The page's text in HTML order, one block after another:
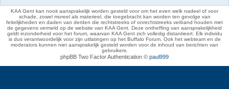
KAA Gent kan nooit aansprakelijk worden gesteld voor om het even welk nadeel of voor
schade, zowel moreel als materieel, die toegebracht kan worden ten gevolge van
feitelijkheden en daden van derden die rechtstreeks of onrechtstreeks verband houden met
de gegevens vermeld op de website van KAA Gent. Deze ontheffing van aansprakelijkheid
geldt inzonderheid voor het forum, waarvan KAA Gent zich volledig distantieert. Elk individu
is dus verantwoordelijk voor zijn uitlatingen op het Buffalo Forum. Ook het webteam en de
moderators kunnen niet aansprakelijk gesteld worden voor de inhoud van berichten van
gebruikers.
phpBB Two Factor Authentication © paul999